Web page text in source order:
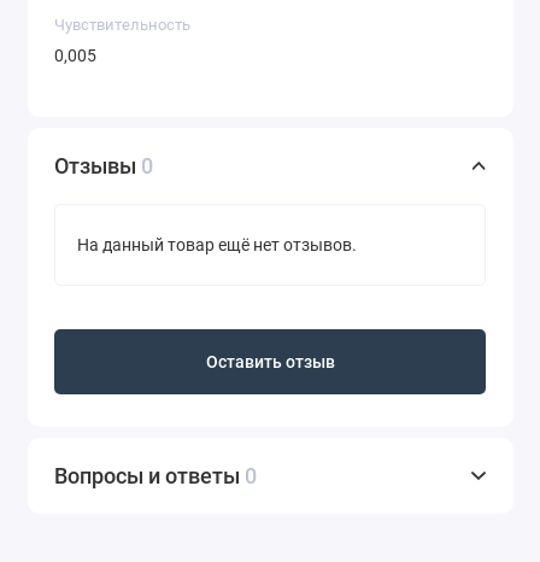
Чувствительность
0,005
Отзывы 0
На данный товар ещё нет отзывов.
Оставить отзыв
Вопросы и ответы 0